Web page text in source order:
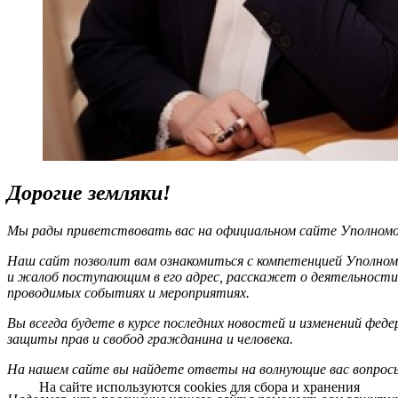
Дорогие земляки!
Мы рады приветствовать вас на официальном сайте
Наш сайт позволит вам ознакомиться с компетенцией
и жалоб поступающим в его адрес, расскажет о
проводимых событиях и мероприятиях.
Вы всегда будете в курсе последних новостей и изменений
защиты прав и свобод гражданина и человека.
На нашем сайте вы найдете ответы на волнующие вас
На сайте используются cookies для сбора и хранения